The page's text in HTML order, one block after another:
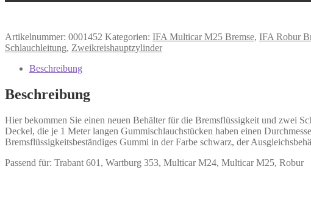
Artikelnummer: 0001452 Kategorien: IFA Multicar M25 Bremse, IFA Robur
Schlauchleitung, Zweikreishauptzylinder
Beschreibung
Beschreibung
Hier bekommen Sie einen neuen Behälter für die Bremsflüssigkeit und zwei
Deckel, die je 1 Meter langen Gummischlauchstücken haben einen
Bremsflüssigkeitsbeständiges Gummi in der Farbe schwarz, der
Passend für: Trabant 601, Wartburg 353, Multicar M24, Multicar M25, Robur